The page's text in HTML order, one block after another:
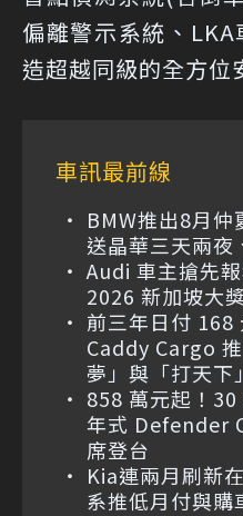
偏離警示系統、
造超越同級的全方位
車訊最前線
BMW推出8月
送晶華三天兩
Audi 車主搶先
2026 新加坡大
前三年日付 168
Caddy Cargo
夢」與「打天下
858 萬元起！
年式 Defender
席登台
Kia連兩月刷新
系推低月付與購